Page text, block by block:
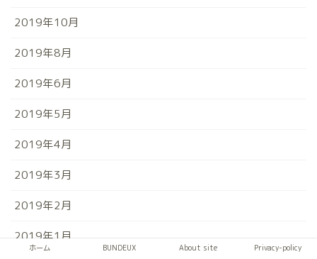
2019年10月
2019年8月
2019年6月
2019年5月
2019年4月
2019年3月
2019年2月
2019年1月
ホーム BUNDEUX About site Privacy-policy